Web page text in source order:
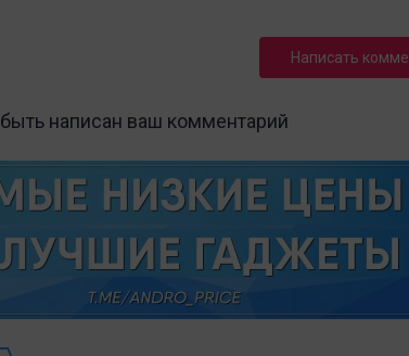
Написать
написан ваш комментарий